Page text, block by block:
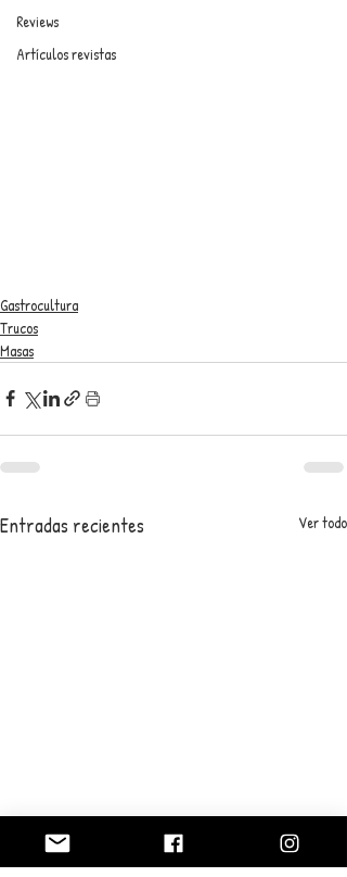
Reviews
Artículos revistas
Gastrocultura
Trucos
Masas
Entradas recientes Ver todo